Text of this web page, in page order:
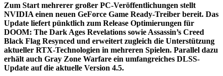
Zum Start mehrerer großer PC-Veröffentlichungen stellt
NVIDIA einen neuen GeForce Game Ready-Treiber bereit. Das
Update liefert pünktlich zum Release Optimierungen für
DOOM: The Dark Ages Revelations sowie Assassin’s Creed
Black Flag Resynced und erweitert zugleich die Unterstützung
aktueller RTX-Technologien in mehreren Spielen. Parallel dazu
erhält auch Gray Zone Warfare ein umfangreiches DLSS-
Update auf die aktuelle Version 4.5.